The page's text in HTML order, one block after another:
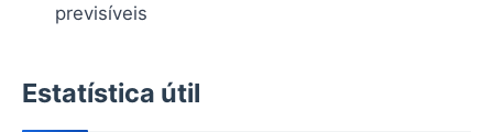
previsíveis
Estatística útil